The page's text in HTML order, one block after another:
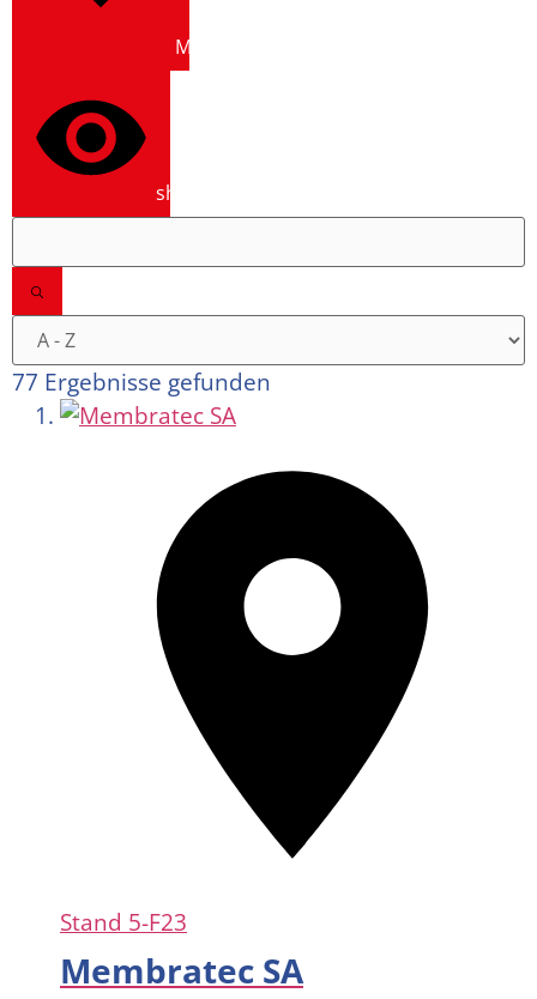
Mehr anzeigen
show results
77 Ergebnisse gefunden
Stand 5-F23
Membratec SA